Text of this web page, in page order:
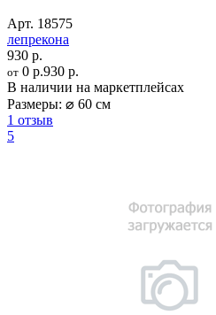
Арт. 18575
лепрекона
930 р.
от 0 р.930 р.
В наличии на маркетплейсах
Размеры: ⌀ 60 см
1 отзыв
5